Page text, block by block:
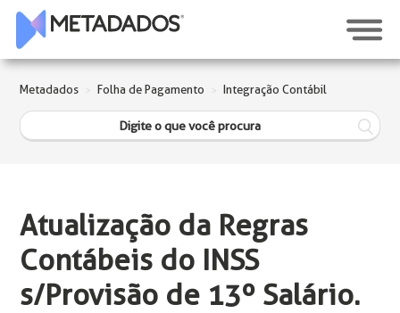
Metadados Folha de Pagamento Integração Contábil
Atualização da Regras
Contábeis do INSS
s/Provisão de 13º Salário.